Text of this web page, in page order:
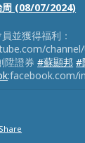
周 (08/07/2024)
並獲得福利：
channel/
陞證券#蘇顯邦 #
:facebook.com/
Share